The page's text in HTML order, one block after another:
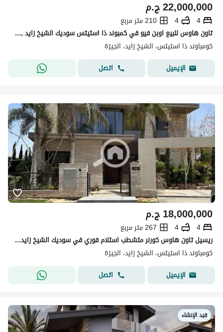
ج.م22,000,000
4
4
210 متر مربع
تاون هاوس للبيع اوبن فيو في كمبوند ذا استيتس سوديك الشيخ زايد , بجوار بيفرلي هيلز
كومباوند ذا استيتس، الشيخ زايد، الجيزة
الإيميل
اتصل
ج.م18,000,000
4
4
267 متر مربع
ريسيل تاون هاوس كورنر متشطب استلام فوري في سوديك الشيخ زايد الجديدة
كومباوند ذا استيتس، الشيخ زايد، الجيزة
الإيميل
اتصل
قيد الإنشاء